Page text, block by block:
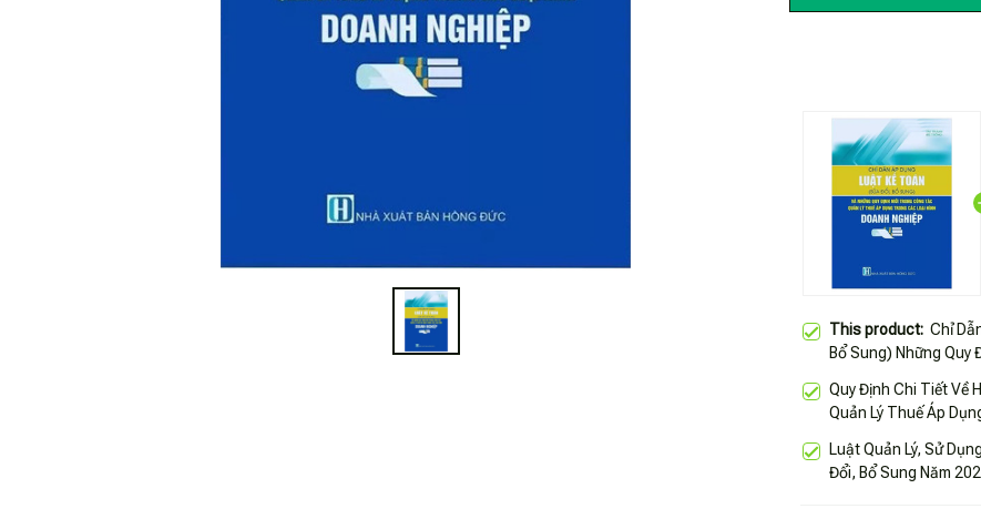
This product: Chỉ
Bổ Sung) Những Quy
Quy Định Chi Tiết Về
Quản Lý Thuế Áp
Luật Quản Lý, Sử
Đổi, Bổ Sung Năm